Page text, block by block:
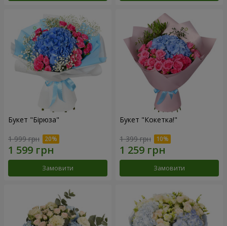
Букет "Бірюза"
1 999 грн
Замовити
Букет "Кокетка!"
1 399 грн
Замовити